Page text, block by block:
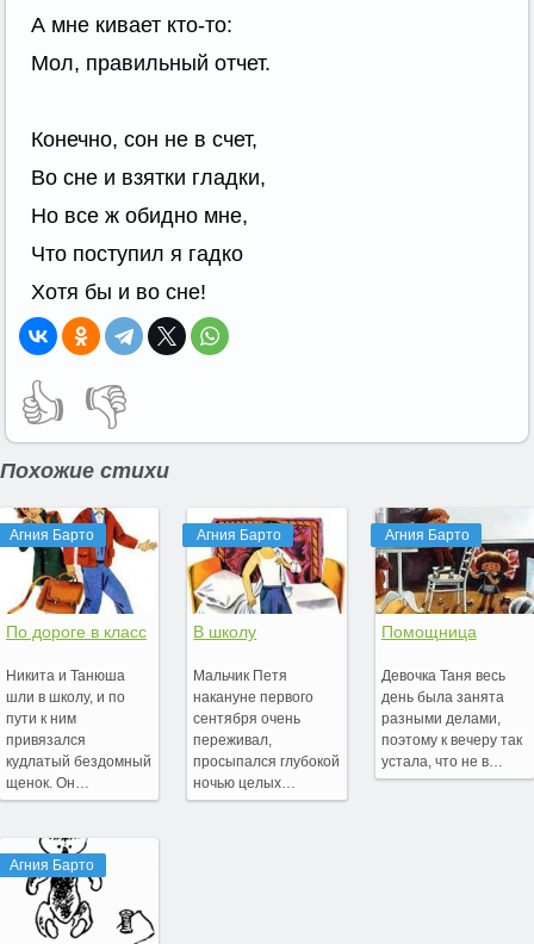
А мне кивает кто-то:
Мол, правильный отчет.
Конечно, сон не в счет,
Во сне и взятки гладки,
Но все ж обидно мне,
Что поступил я гадко
Хотя бы и во сне!
👍 👎
Похожие стихи
Агния Барто
По дороге в класс
Никита и Танюша
шли в школу, и по
пути к ним
привязался
кудлатый бездомный
щенок. Он…
Агния Барто
Агния Барто
В школу
Мальчик Петя
накануне первого
сентября очень
переживал,
просыпался глубокой
ночью целых…
Агния Барто
Помощница
Девочка Таня весь
день была занята
разными делами,
поэтому к вечеру так
устала, что не в…